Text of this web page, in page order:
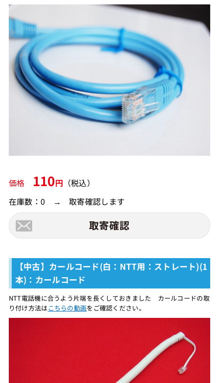
価格 110円 （税込）
在庫数：0 → 取寄確認します
【中古】カールコード(白：NTT用：ストレート)(1
本)：カールコード
NTT電話機に合うよう片端を長くしておきました カールコードの取
り付け方法はこちらの動画をご確認ください。